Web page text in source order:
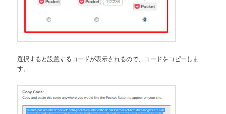
選択すると設置するコードが表示されるので、コードをコピーしま
す。